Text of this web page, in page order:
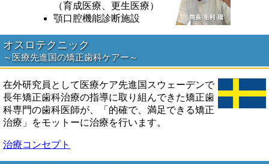
（育成医療、更生医療）
顎口腔機能診断施設
オスロテクニック
～医療先進国の矯正歯科ケアー～
在外研究員として医療ケア先進国スウェーデンで
長年矯正歯科治療の指導に取り組んできた矯正歯
科専門の歯科医師が、「的確で、満足できる矯正
治療」をモットーに治療を行います。
治療コンセプト